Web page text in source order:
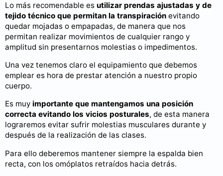
Lo más recomendable es utilizar prendas ajustadas y de
tejido técnico que permitan la transpiración evitando
quedar mojadas o empapadas, de manera que nos
permitan realizar movimientos de cualquier rango y
amplitud sin presentarnos molestias o impedimentos.
Una vez tenemos claro el equipamiento que debemos
emplear es hora de prestar atención a nuestro propio
cuerpo.
Es muy importante que mantengamos una posición
correcta evitando los vicios posturales, de esta manera
lograremos evitar sufrir molestias musculares durante y
después de la realización de las clases.
Para ello deberemos mantener siempre la espalda bien
recta, con los omóplatos retraídos hacia detrás.